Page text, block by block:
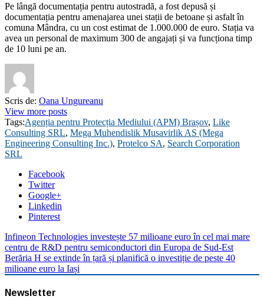
Pe lângă documentația pentru autostradă, a fost depusă și
documentația pentru amenajarea unei stații de betoane și asfalt în
comuna Mândra, cu un cost estimat de 1.000.000 de euro. Stația va
avea un personal de maximum 300 de angajați și va funcționa timp
de 10 luni pe an.
Scris de: Oana Ungureanu
View more posts
Tags:Agenția pentru Protecția Mediului (APM) Brașov, Like
Consulting SRL, Mega Muhendislik Musavirlik AS (Mega
Engineering Consulting Inc.), Protelco SA, Search Corporation
SRL
Facebook
Twitter
Google+
Linkedin
Pinterest
Infineon Technologies investește 57 milioane euro în cel mai mare
centru de R&D pentru semiconductori din Europa de Sud-Est
Berăria H se extinde în țară și planifică o investiție de peste 40
milioane euro la Iași
Newsletter